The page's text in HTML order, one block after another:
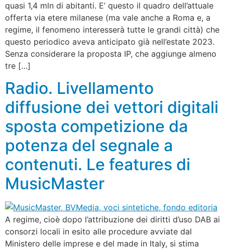
quasi 1,4 mln di abitanti. E’ questo il quadro dell’attuale
offerta via etere milanese (ma vale anche a Roma e, a
regime, il fenomeno interesserà tutte le grandi città) che
questo periodico aveva anticipato già nell’estate 2023.
Senza considerare la proposta IP, che aggiunge almeno
tre […]
Radio. Livellamento
diffusione dei vettori digitali
sposta competizione da
potenza del segnale a
contenuti. Le features di
MusicMaster
A regime, cioè dopo l’attribuzione dei diritti d’uso DAB ai
consorzi locali in esito alle procedure avviate dal
Ministero delle imprese e del made in Italy, si stima